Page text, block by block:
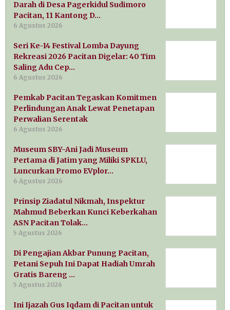
Darah di Desa Pagerkidul Sudimoro
Pacitan, 11 Kantong D…
6 Agustus 2026
Seri Ke-14 Festival Lomba Dayung
Rekreasi 2026 Pacitan Digelar: 40 Tim
Saling Adu Cep…
6 Agustus 2026
Pemkab Pacitan Tegaskan Komitmen
Perlindungan Anak Lewat Penetapan
Perwalian Serentak
6 Agustus 2026
Museum SBY-Ani Jadi Museum
Pertama di Jatim yang Miliki SPKLU,
Luncurkan Promo EVplor…
6 Agustus 2026
Prinsip Ziadatul Nikmah, Inspektur
Mahmud Beberkan Kunci Keberkahan
ASN Pacitan Tolak…
5 Agustus 2026
Di Pengajian Akbar Punung Pacitan,
Petani Sepuh Ini Dapat Hadiah Umrah
Gratis Bareng …
5 Agustus 2026
Ini Ijazah Gus Iqdam di Pacitan untuk